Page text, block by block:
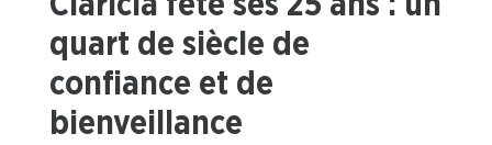
quart de siècle de
confiance et de
bienveillance